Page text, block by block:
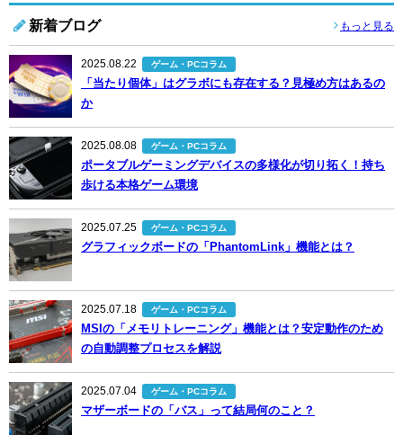
新着ブログ もっと見る
2025.08.22 ゲーム・PCコラム
「当たり個体」はグラボにも存在する？見極め方はあるの
か
2025.08.08 ゲーム・PCコラム
ポータブルゲーミングデバイスの多様化が切り拓く！持ち
歩ける本格ゲーム環境
2025.07.25 ゲーム・PCコラム
グラフィックボードの「PhantomLink」機能とは？
2025.07.18 ゲーム・PCコラム
MSIの「メモリトレーニング」機能とは？安定動作のため
の自動調整プロセスを解説
2025.07.04 ゲーム・PCコラム
マザーボードの「バス」って結局何のこと？